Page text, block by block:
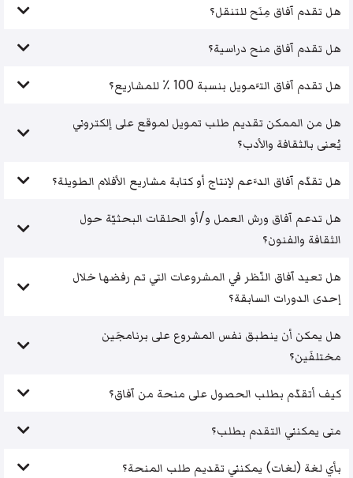
هل تقدم آفاق مِنَح للتنقل؟
هل تقدم آفاق منح دراسية؟
هل تقدم آفاق التَّمويل بنسبة 100 ٪ للمشاريع؟
هل من الممكن تقديم طلب تمويل لموقع على إلكتروني
يُعنى بالثقافة والأدب؟
هل تقدّم آفاق الدَّعم لإنتاج أو كتابة مشاريع الأفلام الطويلة؟
هل تدعم آفاق ورش العمل و/أو الحلقات البحثيّة حول
الثقافة والفنون؟
هل تعيد آفاق النّظر في المشروعات التي تم رفضها خلال
إحدى الدورات السابقة؟
هل يمكن أن ينطبق نفس المشروع على برنامجَين
مختلفَين؟
كيف أتقدّم بطلب الحصول على منحة من آفاق؟
متى يمكنني التقدم بطلب؟
بأي لغة (لغات) يمكنني تقديم طلب المنحة؟